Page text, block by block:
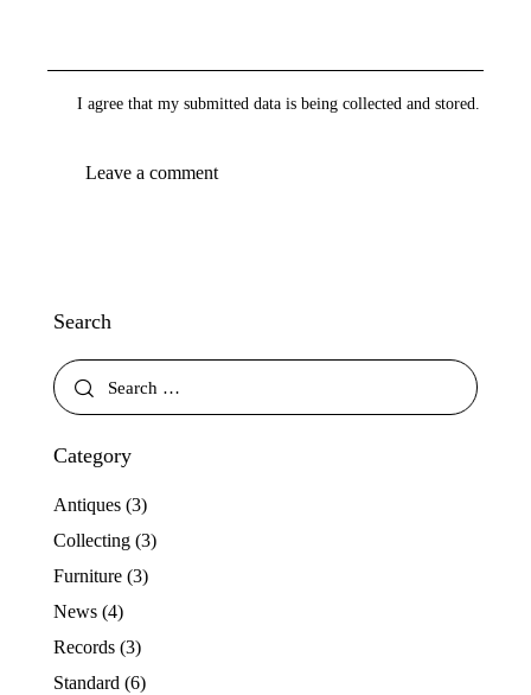
I agree that my submitted data is being collected and stored.
Search
Category
Antiques (3)
Collecting (3)
Furniture (3)
News (4)
Records (3)
Standard (6)